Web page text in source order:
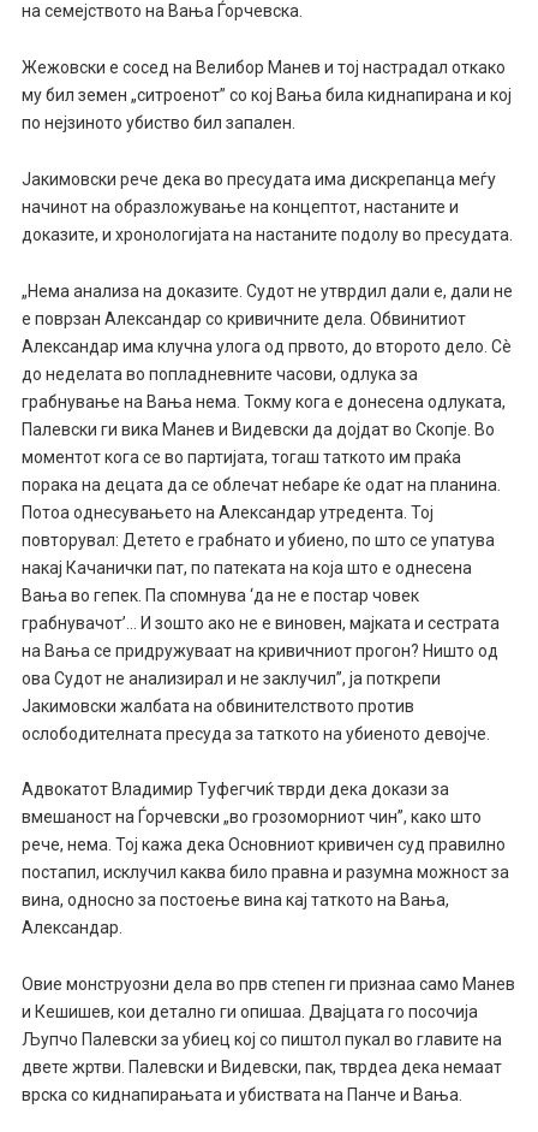
на семејството на Вања Ѓорчевска.
Жежовски е сосед на Велибор Манев и тој настрадал откако
му бил земен „ситроенот” со кој Вања била киднапирана и кој
по нејзиното убиство бил запален.
Јакимовски рече дека во пресудата има дискрепанца меѓу
начинот на образложување на концептот, настаните и
доказите, и хронологијата на настаните подолу во пресудата.
„Нема анализа на доказите. Судот не утврдил дали е, дали не
е поврзан Александар со кривичните дела. Обвинитиот
Александар има клучна улога од првото, до второто дело. Сè
до неделата во попладневните часови, одлука за
грабнување на Вања нема. Токму кога е донесена одлуката,
Палевски ги вика Манев и Видевски да дојдат во Скопје. Во
моментот кога се во партијата, тогаш таткото им праќа
порака на децата да се облечат небаре ќе одат на планина.
Потоа однесувањето на Александар утредента. Тој
повторувал: Детето е грабнато и убиено, по што се упатува
накај Качанички пат, по патеката на која што е однесена
Вања во гепек. Па спомнува ‘да не е постар човек
грабнувачот’… И зошто ако не е виновен, мајката и сестрата
на Вања се придружуваат на кривичниот прогон? Ништо од
ова Судот не анализирал и не заклучил”, ја поткрепи
Јакимовски жалбата на обвинителството против
ослободителната пресуда за таткото на убиеното девојче.
Адвокатот Владимир Туфегчиќ тврди дека докази за
вмешаност на Ѓорчевски „во грозоморниот чин”, како што
рече, нема. Тој кажа дека Основниот кривичен суд правилно
постапил, исклучил каква било правна и разумна можност за
вина, односно за постоење вина кај таткото на Вања,
Александар.
Овие монструозни дела во прв степен ги признаа само Манев
и Кешишев, кои детално ги опишаа. Двајцата го посочија
Љупчо Палевски за убиец кој со пиштол пукал во главите на
двете жртви. Палевски и Видевски, пак, тврдеа дека немаат
врска со киднапирањата и убиствата на Панче и Вања.